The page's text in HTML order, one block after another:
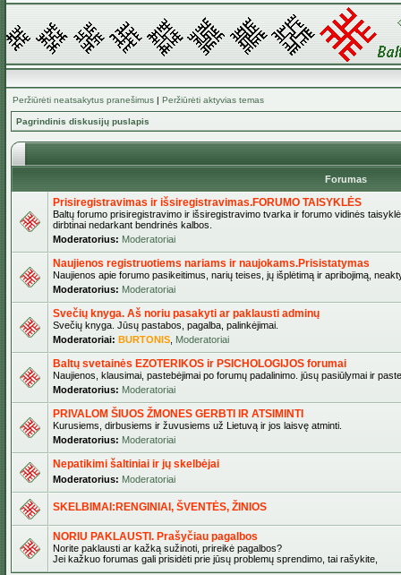
Peržiūrėti neatsakytus pranešimus | Peržiūrėti aktyvias temas
Pagrindinis diskusijų puslapis
Forumas
Prisiregistravimas ir išsiregistravimas.FORUMO TAISYKLĖS
Baltų forumo prisiregistravimo ir išsiregistravimo tvarka ir forumo vidinės
dirbtinai nedarkant bendrinės kalbos.
Moderatorius: Moderatoriai
Naujienos registruotiems nariams ir naujokams.Prisistatymas
Naujienos apie forumo pasikeitimus, narių teises, jų išplėtimą ir apribojimą,
Moderatorius: Moderatoriai
Svečių knyga. Aš noriu pasakyti ar paklausti adminų
Svečių knyga. Jūsų pastabos, pagalba, palinkėjimai.
Moderatoriai: BURTONIS Moderatoriai
Baltų svetainės EZOTERIKOS ir PSICHOLOGIJOS forumai
Naujienos, klausimai, pastebėjimai po forumų padalinimo. jūsų pasiūlymai ir
Moderatorius: Moderatoriai
PRIVALOM ŠIUOS ŽMONES GERBTI IR ATSIMINTI
Kurusiems, dirbusiems ir žuvusiems už Lietuvą ir jos laisvę atminti.
Moderatorius: Moderatoriai
Nepatikimi šaltiniai ir jų skelbėjai
Moderatorius: Moderatoriai
SKELBIMAI:RENGINIAI, ŠVENTĖS, ŽINIOS
NORIU PAKLAUSTI. Prašyčiau pagalbos
Norite paklausti ar kažką sužinoti, prireikė pagalbos?
Jei kažkuo forumas gali prisidėti prie jūsų problemų sprendimo, tai rašykite,